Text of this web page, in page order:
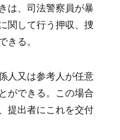
は、司法警察員が暴
関して行う押収、捜
る。
人又は参考人が任意
できる。 この場合
提出者にこれを交付